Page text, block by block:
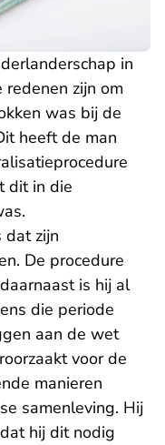
in
zijn om
was bij de
heeft de man
dit in die
dat zijn
De procedure
is hij al
die periode
aan de wet
voor de
manieren
samenleving. Hij
hij dit nodig